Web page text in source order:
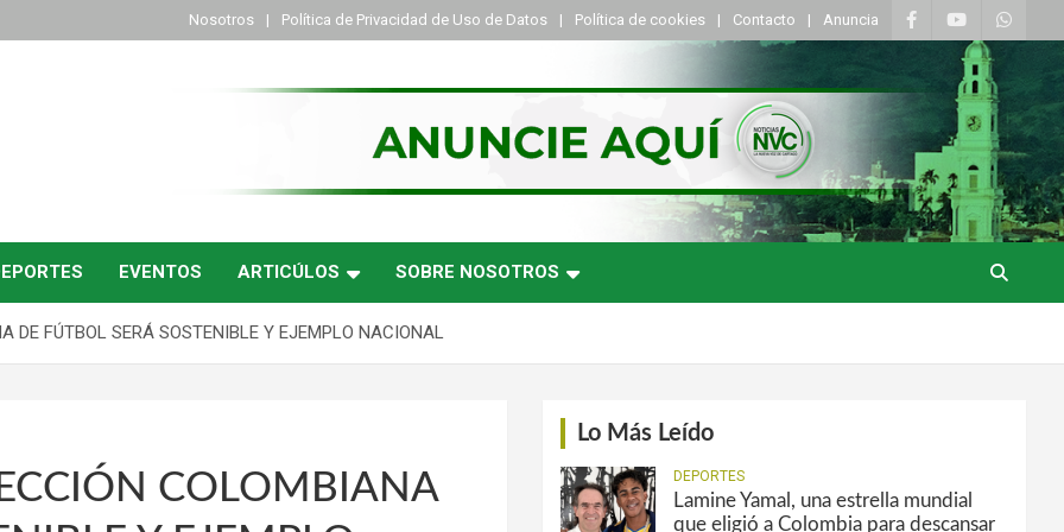
Nosotros Política de Privacidad de Uso de Datos Política de cookies Contacto Anuncia
EVENTOS ARTICÚLOS SOBRE NOSOTROS
DE FÚTBOL SERÁ SOSTENIBLE Y EJEMPLO NACIONAL
COLOMBIANA
Lo Más Leído
DEPORTES
Lamine Yamal, una estrella mundial
que eligió a Colombia para descansar